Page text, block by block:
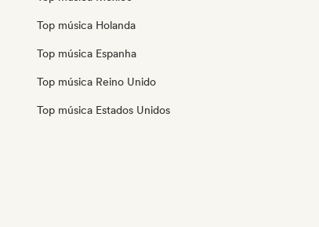
Top música Holanda
Top música Espanha
Top música Reino Unido
Top música Estados Unidos